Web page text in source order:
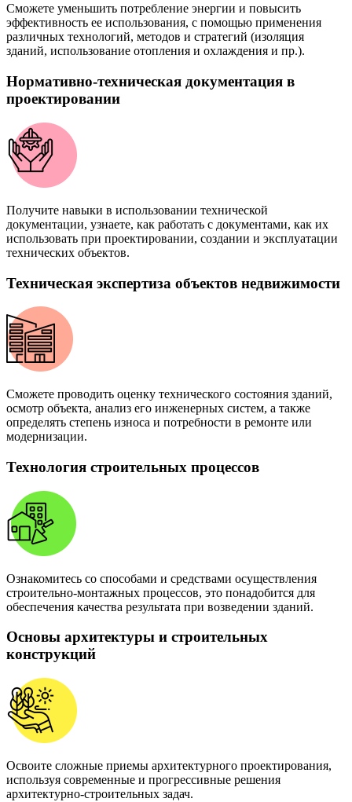
Сможете уменьшить потребление энергии и повысить
эффективность ее использования, с помощью применения
различных технологий, методов и стратегий (изоляция
зданий, использование отопления и охлаждения и пр.).
Нормативно-техническая документация в
проектировании
Получите навыки в использовании технической
документации, узнаете, как работать с документами, как их
использовать при проектировании, создании и эксплуатации
технических объектов.
Техническая экспертиза объектов недвижимости
Сможете проводить оценку технического состояния зданий,
осмотр объекта, анализ его инженерных систем, а также
определять степень износа и потребности в ремонте или
модернизации.
Технология строительных процессов
Ознакомитесь со способами и средствами осуществления
строительно-монтажных процессов, это понадобится для
обеспечения качества результата при возведении зданий.
Основы архитектуры и строительных
конструкций
Освоите сложные приемы архитектурного проектирования,
используя современные и прогрессивные решения
архитектурно-строительных задач.